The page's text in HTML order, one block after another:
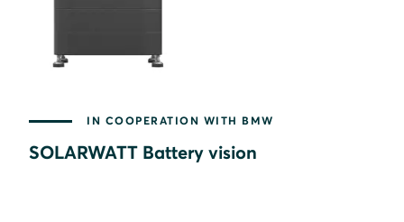
IN COOPERATION WITH BMW
SOLARWATT Battery vision